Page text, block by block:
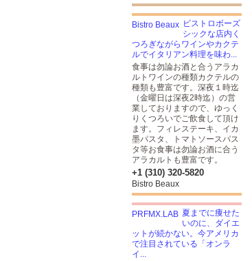
ビストロボーズ
シックな店内く
つろぎながらワインやカクテ
ルでイタリアン料理を味わ...
食事は勿論お酒と合うアラカ
ルトワインの種類カクテルの
種類も豊富です。深夜１時迄
（金曜日は深夜2時迄）の営
業しておりますので、ゆっく
りくつろいでご飲食して頂け
ます。フィレステーキ、イカ
墨パスタ、トマトソースパス
タ等お食事は勿論お酒に合う
アラカルトも豊富です。
+1 (310) 320-5820
Bistro Beaux
夏までに痩せた
いのに、ダイエ
ットが続かない。今アメリカ
で注目されている「オンラ
イ...